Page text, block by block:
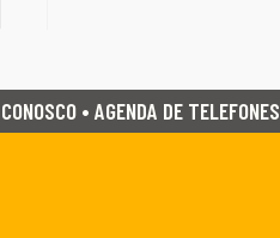
• AGENDA DE TELEFONES